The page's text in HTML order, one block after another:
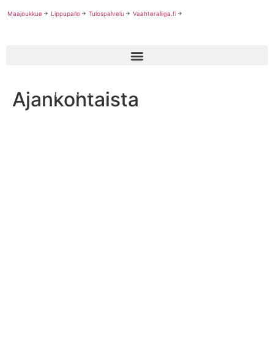
Maajoukkue Lippupallo Tulospalvelu Vaahteraliiga.fi
Ajankohtaista
Maajoukkuelaituri Marcus Siiskonen palaa Vaahteraliigaan